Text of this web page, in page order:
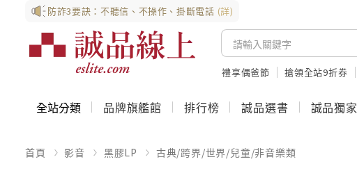
防詐3要訣：不聽信、不操作、掛斷電話 (詳)
禮享偶爸節 搶領全站9折券
全站分類 品牌旗艦館 排行榜 誠品選書 誠品獨家
首頁 影音 黑膠LP 古典/跨界/世界/兒童/非音樂類